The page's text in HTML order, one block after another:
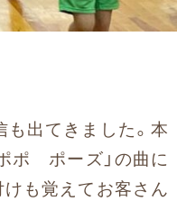
出てきました。本
ポ ポーズ」の曲に
も覚えてお客さん